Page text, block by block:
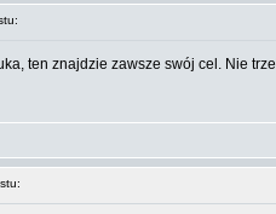
ten znajdzie zawsze swój cel. Nie